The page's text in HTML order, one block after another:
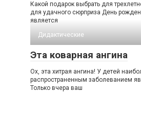
Какой подарок выбрать для
для удачного сюрприза День
является
Дидактические
Эта коварная ангина
Ох, эта хитрая ангина! У детей
распространенным заболеванием
Только вчера ваш